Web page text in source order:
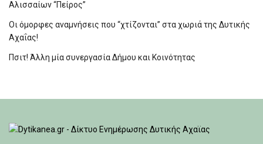
Αλισσαίων “Πείρος”
Οι όμορφες αναμνήσεις που “χτίζονται” στα χωριά της Δυτικής
Αχαΐας!
Πσιτ! Άλλη μία συνεργασία Δήμου και Κοινότητας